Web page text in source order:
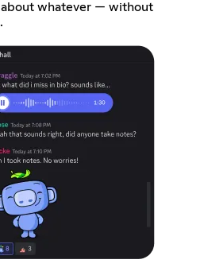
whatever — without